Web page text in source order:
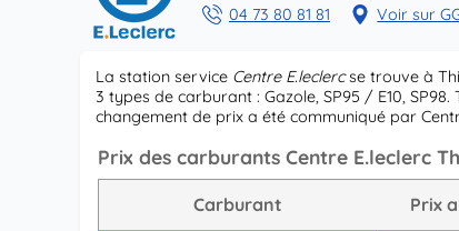
04 73 80 81 81 Voir sur
La station service Centre E.leclercse trouve à
3 types de carburant : Gazole, SP95 / E10,
changement de prix a été communiqué par
Prix des carburants Centre E.leclerc
Carburant Prix